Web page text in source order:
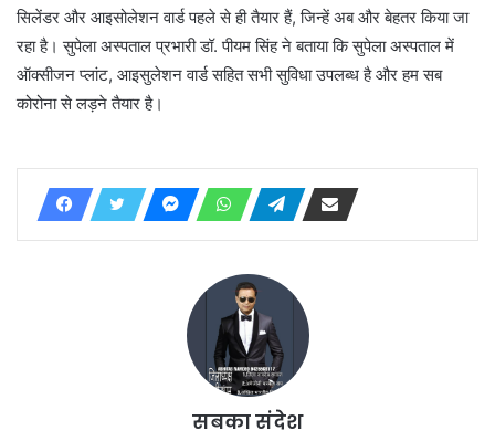
सिलेंडर और आइसोलेशन वार्ड पहले से ही तैयार हैं, जिन्हें अब और बेहतर किया जा
रहा है। सुपेला अस्पताल प्रभारी डॉ. पीयम सिंह ने बताया कि सुपेला अस्पताल में
ऑक्सीजन प्लांट, आइसुलेशन वार्ड सहित सभी सुविधा उपलब्ध है और हम सब
कोरोना से लड़ने तैयार है।
सबका संदेश